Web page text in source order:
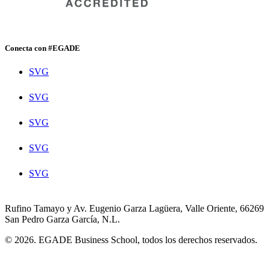
Conecta con #EGADE
SVG
SVG
SVG
SVG
SVG
Rufino Tamayo y Av. Eugenio Garza Lagüera, Valle Oriente, 66269
San Pedro Garza García, N.L.
© 2026. EGADE Business School, todos los derechos reservados.